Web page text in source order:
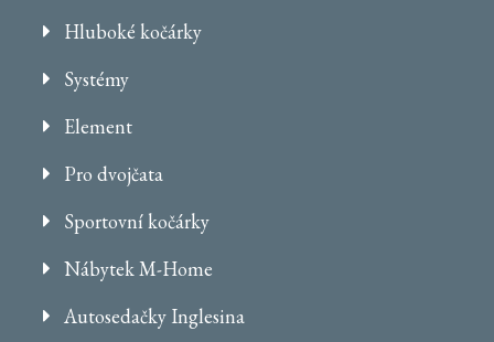
Hluboké kočárky
Systémy
Element
Pro dvojčata
Sportovní kočárky
Nábytek M-Home
Autosedačky Inglesina